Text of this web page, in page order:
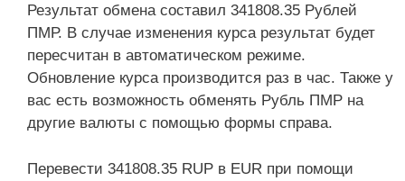
Результат обмена составил 341808.35 Рублей
ПМР. В случае изменения курса результат будет
пересчитан в автоматическом режиме.
Обновление курса производится раз в час. Также у
вас есть возможность обменять Рубль ПМР на
другие валюты с помощью формы справа.
Перевести 341808.35 RUP в EUR при помощи